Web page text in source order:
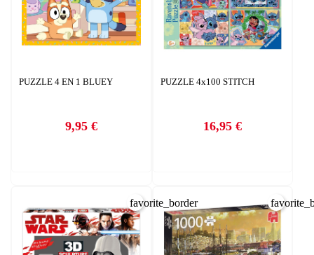
PUZZLE 4 EN 1 BLUEY
Precio
9,95 €
PUZZLE 4x100 STITCH
Precio
16,95 €
favorite_border
CREAR LISTA DE DESEOS
INICIAR SESIÓN